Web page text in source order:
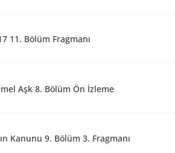
11. Bölüm Fragmanı
Aşk 8. Bölüm Ön İzleme
Kanunu 9. Bölüm 3. Fragmanı